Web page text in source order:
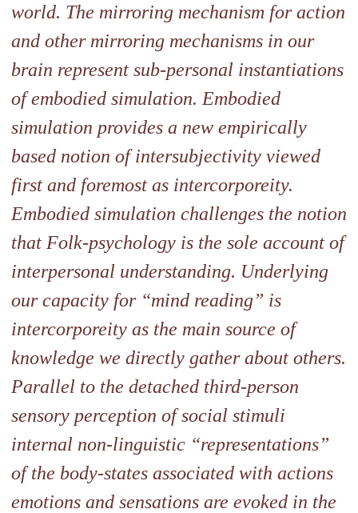
world. The mirroring mechanism for action
and other mirroring mechanisms in our
brain represent sub-personal instantiations
of embodied simulation. Embodied
simulation provides a new empirically
based notion of intersubjectivity viewed
first and foremost as intercorporeity.
Embodied simulation challenges the notion
that Folk-psychology is the sole account of
interpersonal understanding. Underlying
our capacity for “mind reading” is
intercorporeity as the main source of
knowledge we directly gather about others.
Parallel to the detached third-person
sensory perception of social stimuli
internal non-linguistic “representations”
of the body-states associated with actions
emotions and sensations are evoked in the